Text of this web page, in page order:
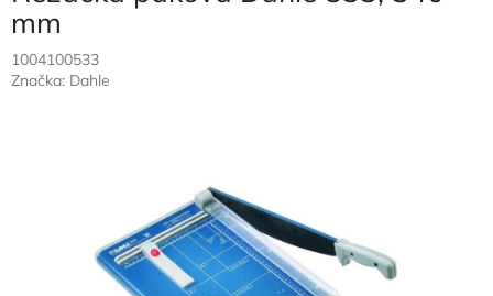
mm
1004100533
Značka: Dahle